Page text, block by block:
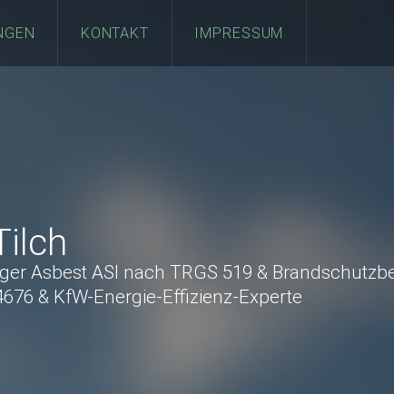
KONTAKT IMPRESSUM
Asbest ASI nach TRGS 519 &
& KfW-Energie-Effizienz-Experte